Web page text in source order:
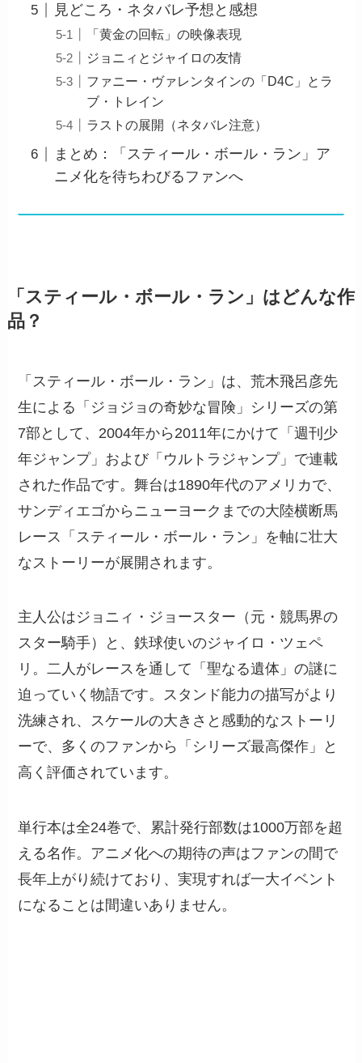
見どころ・ネタバレ予想と感想
「黄金の回転」の映像表現
ジョニィとジャイロの友情
ファニー・ヴァレンタインの「D4C」とラ
ブ・トレイン
ラストの展開（ネタバレ注意）
まとめ：「スティール・ボール・ラン」ア
ニメ化を待ちわびるファンへ
「スティール・ボール・ラン」はどんな作
品？
「スティール・ボール・ラン」は、荒木飛呂彦先
生による「ジョジョの奇妙な冒険」シリーズの第
7部として、2004年から2011年にかけて「週刊少
年ジャンプ」および「ウルトラジャンプ」で連載
された作品です。舞台は1890年代のアメリカで、
サンディエゴからニューヨークまでの大陸横断馬
レース「スティール・ボール・ラン」を軸に壮大
なストーリーが展開されます。
主人公はジョニィ・ジョースター（元・競馬界の
スター騎手）と、鉄球使いのジャイロ・ツェペ
リ。二人がレースを通して「聖なる遺体」の謎に
迫っていく物語です。スタンド能力の描写がより
洗練され、スケールの大きさと感動的なストーリ
ーで、多くのファンから「シリーズ最高傑作」と
高く評価されています。
単行本は全24巻で、累計発行部数は1000万部を超
える名作。アニメ化への期待の声はファンの間で
長年上がり続けており、実現すれば一大イベント
になることは間違いありません。